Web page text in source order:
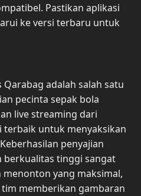
Pastikan aplikasi
ke versi terbaru untuk
Qarabag adalah salah satu
pecinta sepak bola
live streaming dari
terbaik untuk menyaksikan
penyajian
berkualitas tinggi sangat
yang maksimal,
memberikan gambaran